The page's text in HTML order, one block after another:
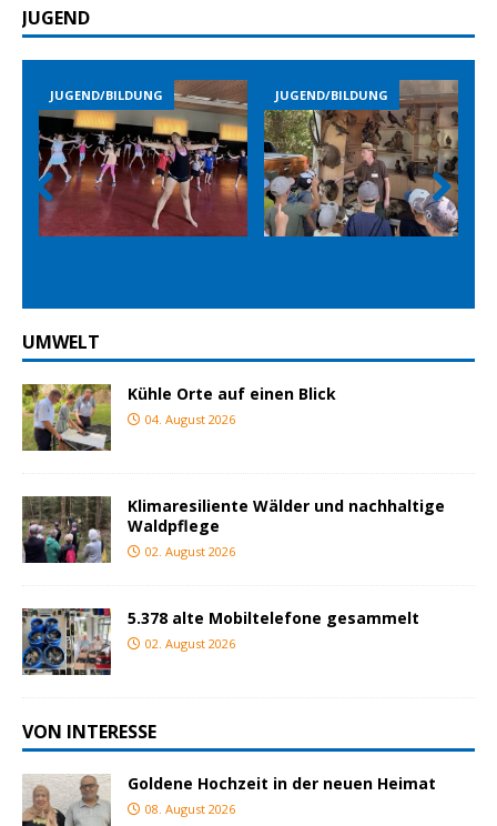
JUGEND
JUGEND/BILDUNG JUGEND/BILDUNG
Prev
ious
Nex
t
UMWELT
Kühle Orte auf einen Blick
04. August 2026
Klimaresiliente Wälder und nachhaltige
Waldpflege
02. August 2026
5.378 alte Mobiltelefone gesammelt
02. August 2026
VON INTERESSE
Goldene Hochzeit in der neuen Heimat
08. August 2026